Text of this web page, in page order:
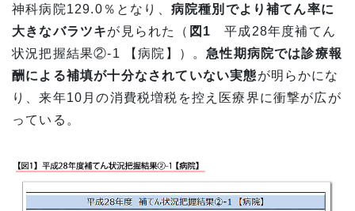
神科病院129.0％となり、 病院種別でより補てん率に
大きなバラツキが見られた（ 図1平成28年度補てん
状況把握結果②-1 【病院】）。急性期病院では診療報
酬による補填が十分なされていない実態が明らかにな
り、来年10月の消費税増税を控え医療界に衝撃が広が
っている。